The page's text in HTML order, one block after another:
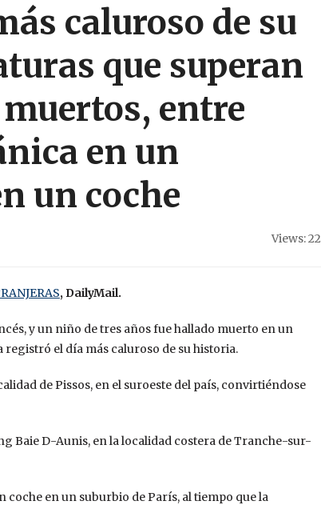
caluroso de su
que superan
muertos, entre
en un
un coche
Views: 22
, DailyMail.
y un niño de tres años fue hallado muerto en un
el día más caluroso de su historia.
de Pissos, en el suroeste del país, convirtiéndose
Baie D-Aunis, en la localidad costera de Tranche-sur-
en un suburbio de París, al tiempo que la